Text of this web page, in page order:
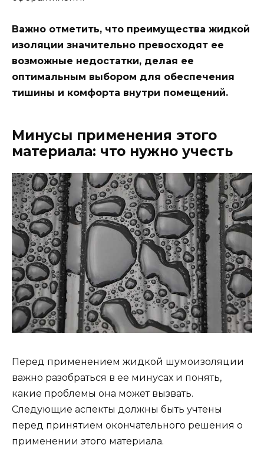
Важно отметить, что преимущества жидкой
изоляции значительно превосходят ее
возможные недостатки, делая ее
оптимальным выбором для обеспечения
тишины и комфорта внутри помещений.
Минусы применения этого
материала: что нужно учесть
Перед применением жидкой шумоизоляции
важно разобраться в ее минусах и понять,
какие проблемы она может вызвать.
Следующие аспекты должны быть учтены
перед принятием окончательного решения о
применении этого материала.